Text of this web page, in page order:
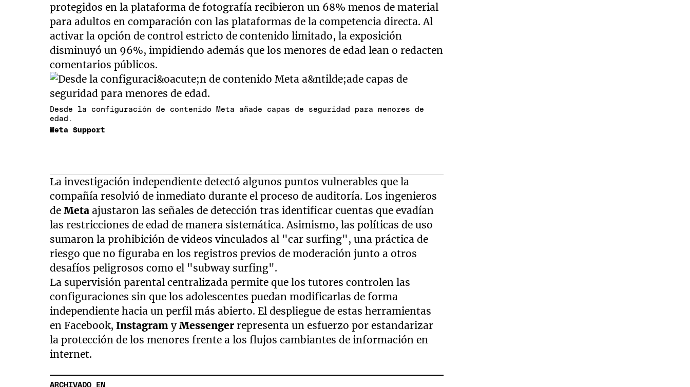
protegidos en la plataforma de fotografía recibieron un 68% menos de material
para adultos en comparación con las plataformas de la competencia directa. Al
activar la opción de control estricto de contenido limitado, la exposición
disminuyó un 96%, impidiendo además que los menores de edad lean o redacten
comentarios públicos.
Desde la configuración de contenido Meta añade capas de seguridad para menores de
edad.
Meta Support
La investigación independiente detectó algunos puntos vulnerables que la
compañía resolvió de inmediato durante el proceso de auditoría. Los ingenieros
deMeta ajustaron las señales de detección tras identificar cuentas que evadían
las restricciones de edad de manera sistemática. Asimismo, las políticas de uso
sumaron la prohibición de videos vinculados al "car surfing", una práctica de
riesgo que no figuraba en los registros previos de moderación junto a otros
desafíos peligrosos como el "subway surfing".
La supervisión parental centralizada permite que los tutores controlen las
configuraciones sin que los adolescentes puedan modificarlas de forma
independiente hacia un perfil más abierto. El despliegue de estas herramientas
en Facebook,Instagram yMessenger representa un esfuerzo por estandarizar
la protección de los menores frente a los flujos cambiantes de información en
internet.
ARCHIVADO EN